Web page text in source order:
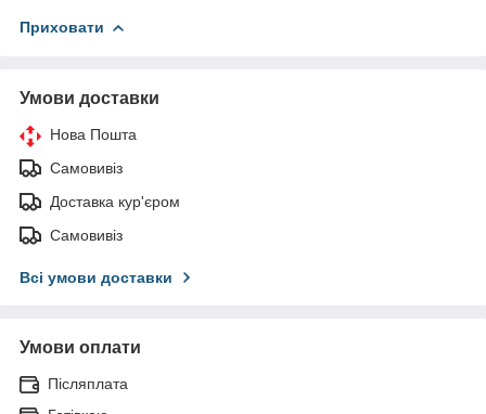
Приховати
Умови доставки
Нова Пошта
Самовивіз
Доставка кур'єром
Самовивіз
Всі умови доставки
Умови оплати
Післяплата